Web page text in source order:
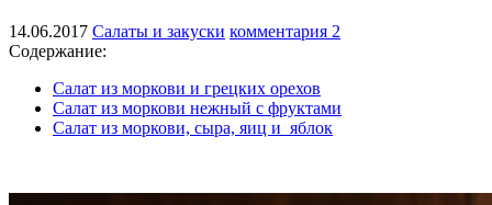
14.06.2017 Салаты и закуски комментария 2
Содержание:
Салат из моркови и грецких орехов
Салат из моркови нежный с фруктами
Салат из моркови, сыра, яиц и яблок